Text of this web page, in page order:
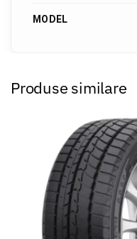
MODEL
Produse similare